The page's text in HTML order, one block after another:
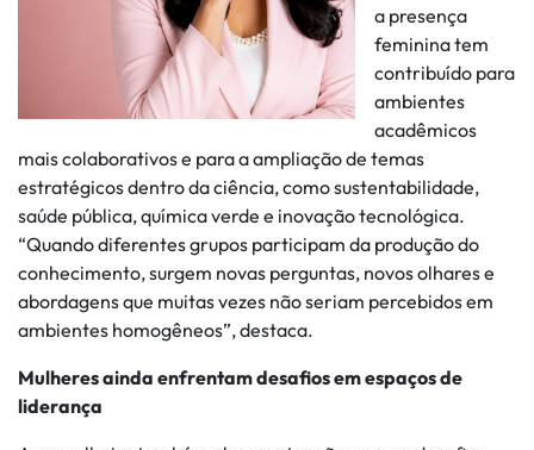
a presença
feminina tem
contribuído para
ambientes
acadêmicos
mais colaborativos e para a ampliação de temas
estratégicos dentro da ciência, como sustentabilidade,
saúde pública, química verde e inovação tecnológica.
“Quando diferentes grupos participam da produção do
conhecimento, surgem novas perguntas, novos olhares e
abordagens que muitas vezes não seriam percebidos em
ambientes homogêneos”, destaca.
Mulheres ainda enfrentam desafios em espaços de
liderança